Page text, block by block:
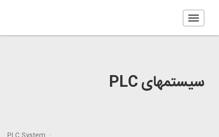
Toggle
سیستمهای PLC